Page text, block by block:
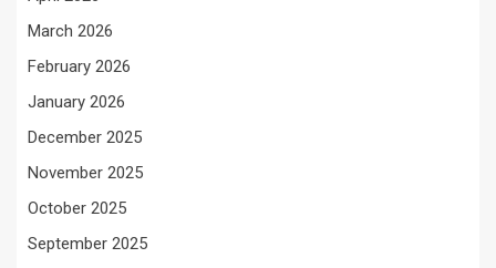
March 2026
February 2026
January 2026
December 2025
November 2025
October 2025
September 2025